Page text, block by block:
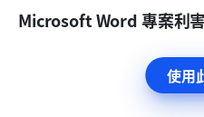
Microsoft Word 專案利
使用